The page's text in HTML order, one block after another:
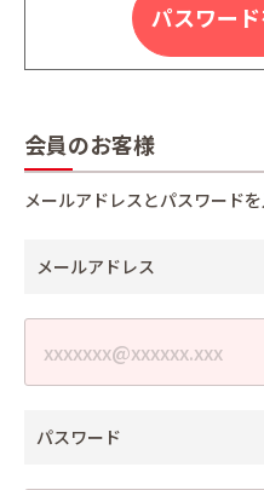
パスワー
会員のお客様
メールアドレスとパスワード
メールアドレス
パスワード